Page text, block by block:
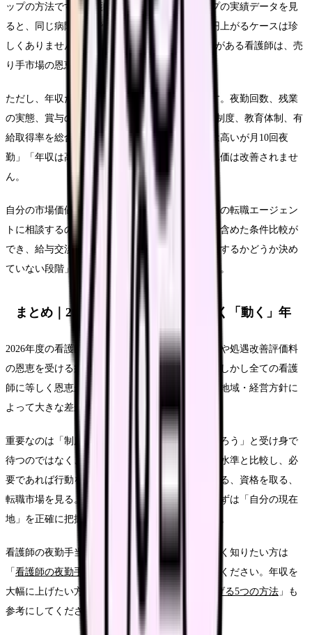
ップの方法です。看護師の転職による年収アップの実績データを見
ると、同じ病院勤務でも転職で年収が30〜80万円上がるケースは珍
しくありません。特に経験5年以上で専門スキルがある看護師は、売
り手市場の恩恵を最も受けやすい層です。
ただし、年収だけで転職先を決めるのは危険です。夜勤回数、残業
の実態、賞与の支給実績（過去3年分）、退職金制度、教育体制、有
給取得率を総合的に比較してください。「年収は高いが月10回夜
勤」「年収は高いが残業月50時間」では、時間単価は改善されませ
ん。
自分の市場価値がわからない場合は、看護師専門の転職エージェン
トに相談するのも一つの手段です。非公開求人を含めた条件比較が
でき、給与交渉の代行もしてもらえます。「転職するかどうか決め
ていない段階」でも情報収集として利用できます。
まとめ｜2026年は「待つ」のではなく「動く」年
2026年度の看護師の給与は、ベースアップ評価料や処遇改善評価料
の恩恵を受ける病院では確実に上がっています。しかし全ての看護
師に等しく恩恵があるわけではなく、病院規模・地域・経営方針に
よって大きな差があります。
重要なのは「制度が変わったから給料が上がるだろう」と受け身で
待つのではなく、自分の給与明細を確認し、市場水準と比較し、必
要であれば行動を起こすことです。給与交渉をする、資格を取る、
転職市場を見る。どの選択肢を取るにしても、まずは「自分の現在
地」を正確に把握することがスタートラインです。
看護師の夜勤手当が上がらない問題について詳しく知りたい方は
「看護師の夜勤手当はなぜ上がらない？
」をご覧ください。年収を
大幅に上げたい方は「
看護師の年収を100万円上げる5つの方法 」も
参考にしてください。